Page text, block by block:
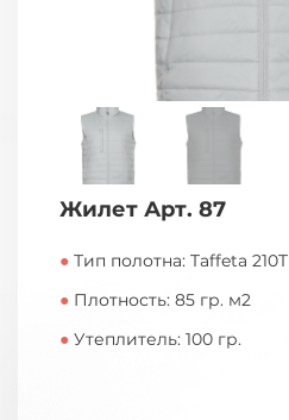
Жилет Арт. 87
● Тип полотна: Taffeta 210T
● Плотность: 85 гр. м2
● Утеплитель: 100 гр.